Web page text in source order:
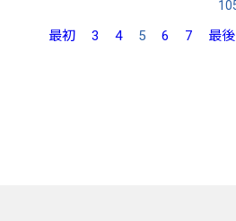
最初 3 4 5 6 7 最後